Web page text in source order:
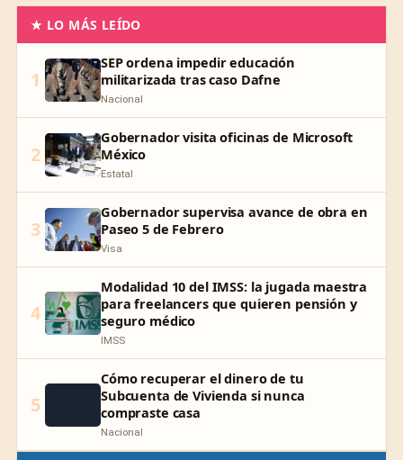
★ LO MÁS LEÍDO
1
SEP ordena impedir educación
militarizada tras caso Dafne
Nacional
2
Gobernador visita oficinas de Microsoft
México
Estatal
3
Gobernador supervisa avance de obra en
Paseo 5 de Febrero
Visa
4
Modalidad 10 del IMSS: la jugada maestra
para freelancers que quieren pensión y
seguro médico
IMSS
5
Cómo recuperar el dinero de tu
Subcuenta de Vivienda si nunca
compraste casa
Nacional